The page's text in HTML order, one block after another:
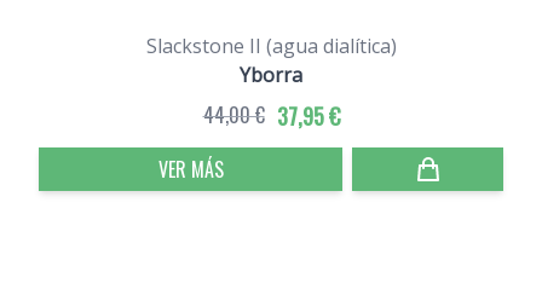
Slackstone II (agua dialítica)
Yborra
37,95 €
44,00 €
VER MÁS